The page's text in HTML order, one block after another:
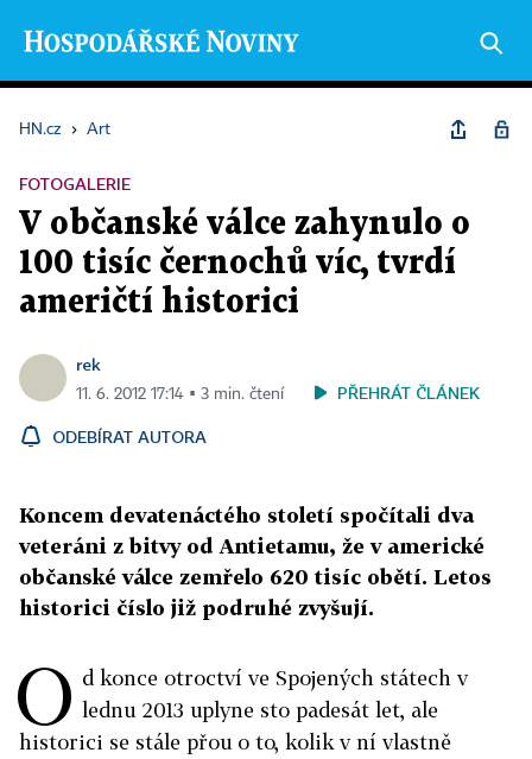
HN.cz › Art
FOTOGALERIE
V občanské válce zahynulo o
100 tisíc černochů víc, tvrdí
američtí historici
rek
11. 6. 2012 17:14 ▪ 3 min. čtení PŘEHRÁT ČLÁNEK
ODEBÍRAT AUTORA
Koncem devatenáctého století spočítali dva
veteráni z bitvy od Antietamu, že v americké
občanské válce zemřelo 620 tisíc obětí. Letos
historici číslo již podruhé zvyšují.
O d konce otroctví ve Spojených státech v
lednu 2013 uplyne sto padesát let, ale
historici se stále přou o to, kolik v ní vlastně